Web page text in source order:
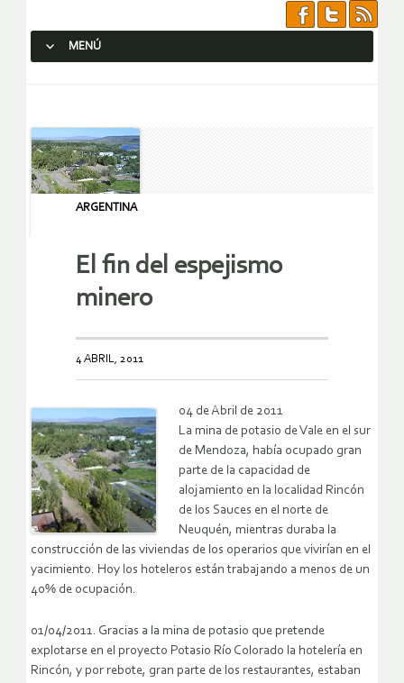
MENÚ
ARGENTINA
El fin del espejismo
minero
4 ABRIL, 2011
04 de Abril de 2011
La mina de potasio de Vale en el sur
de Mendoza, había ocupado gran
parte de la capacidad de
alojamiento en la localidad Rincón
de los Sauces en el norte de
Neuquén, mientras duraba la
construcción de las viviendas de los operarios que vivirían en el
yacimiento. Hoy los hoteleros están trabajando a menos de un
40% de ocupación.
01/04/2011. Gracias a la mina de potasio que pretende
explotarse en el proyecto Potasio Río Colorado la hotelería en
Rincón, y por rebote, gran parte de los restaurantes, estaban